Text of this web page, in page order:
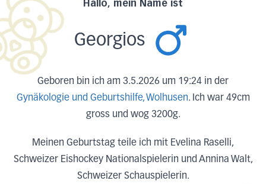
Hallo, mein Name ist
Georgios
Geboren bin ich am 3.5.2026 um 19:24 in der
Gynäkologie und Geburtshilfe, Wolhusen. Ich war 49cm
gross und wog 3200g.
Meinen Geburtstag teile ich mit Evelina Raselli,
Schweizer Eishockey Nationalspielerin und Annina Walt,
Schweizer Schauspielerin.